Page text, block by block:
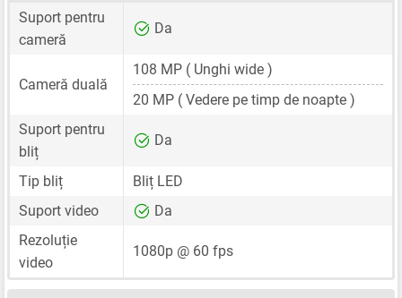
Suport pentru
cameră
Da
Cameră duală
108 MP ( Unghi wide )
20 MP ( Vedere pe timp de noapte )
Suport pentru
bliț
Da
Tip bliț
Bliț LED
Suport video
Da
Rezoluție
video
1080p @ 60 fps